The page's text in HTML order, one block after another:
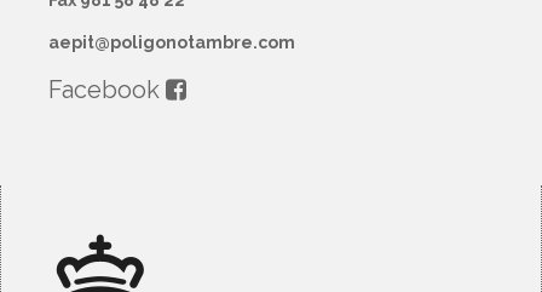
aepit@poligonotambre.com
Facebook